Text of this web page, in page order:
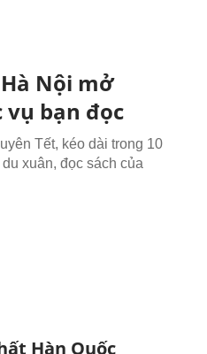
Nội mở
vụ bạn đọc
Tết, kéo dài trong 10
xuân, đọc sách của
Hàn Quốc